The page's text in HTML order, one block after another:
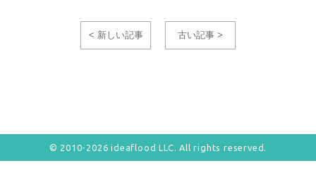
< 新しい記事 古い記事 >
© 2010-2026 ideaflood LLC. All rights reserved.